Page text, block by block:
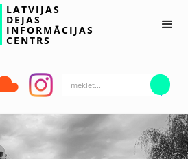
LATVIJAS
DEJAS
INFORMĀCIJAS
CENTRS